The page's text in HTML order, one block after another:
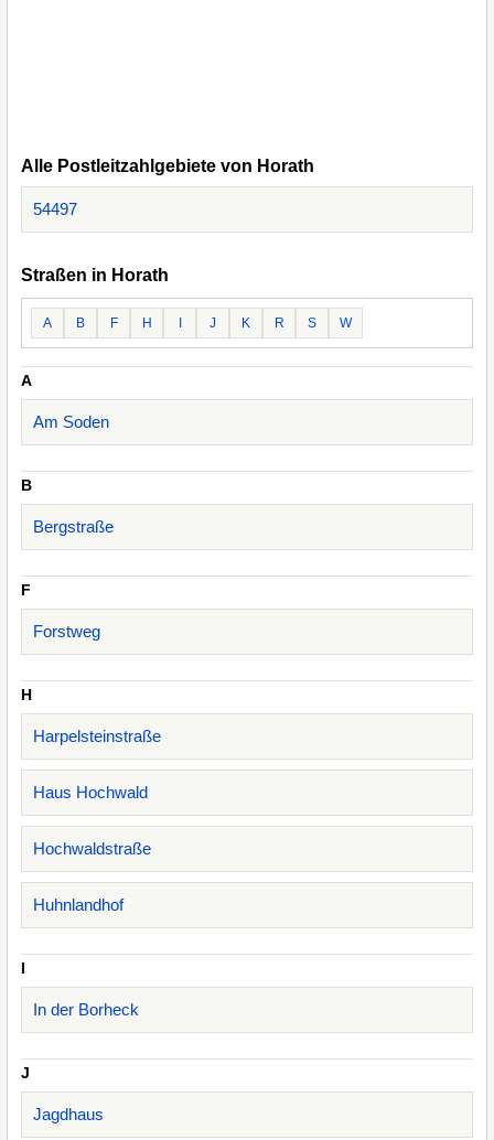
Alle Postleitzahlgebiete von Horath
54497
Straßen in Horath
A B F H J K R S W
A
Am Soden
B
Bergstraße
F
Forstweg
H
Harpelsteinstraße
Haus Hochwald
Hochwaldstraße
Huhnlandhof
I
In der Borheck
J
Jagdhaus